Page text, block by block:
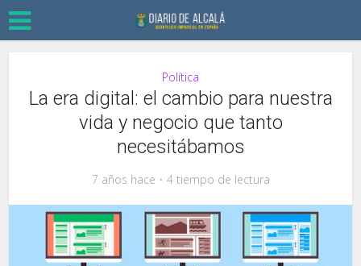
Política
La era digital: el cambio para nuestra
vida y negocio que tanto
necesitábamos
7 años hace 4 tiempo de lectura